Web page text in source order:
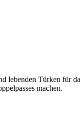
lebenden Türken für
machen.